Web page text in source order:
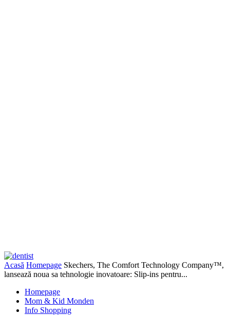
Acasă Homepage Skechers, The Comfort Technology Company™,
lansează noua sa tehnologie inovatoare: Slip-ins pentru...
Homepage
Mom & Kid Monden
Info Shopping